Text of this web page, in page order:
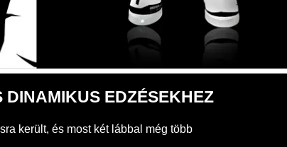
EDZÉSEKHEZ
került, és most két lábbal még több